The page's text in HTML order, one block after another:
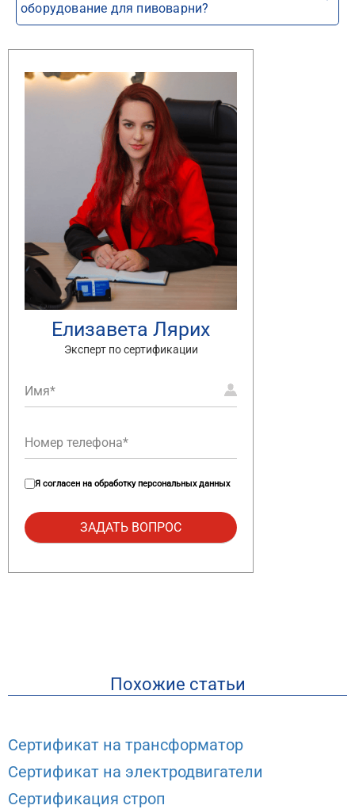
оборудование для пивоварни?
Елизавета Лярих
Эксперт по сертификации
Я согласен на обработку персональных данных
Похожие статьи
Сертификат на трансформатор
Сертификат на электродвигатели
Сертификация строп